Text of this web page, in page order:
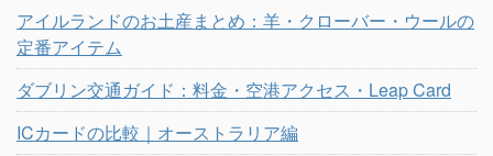
アイルランドのお土産まとめ：羊・クローバー・ウールの
定番アイテム
ダブリン交通ガイド：料金・空港アクセス・Leap Card
ICカードの比較｜オーストラリア編